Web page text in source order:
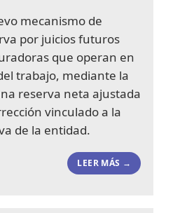
mecanismo de
por juicios futuros
que operan en
trabajo, mediante la
reserva neta ajustada
vinculado a la
de la entidad.
LEER MÁS →